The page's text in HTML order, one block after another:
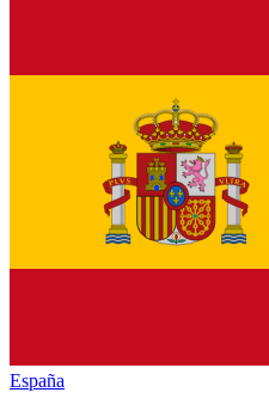
España